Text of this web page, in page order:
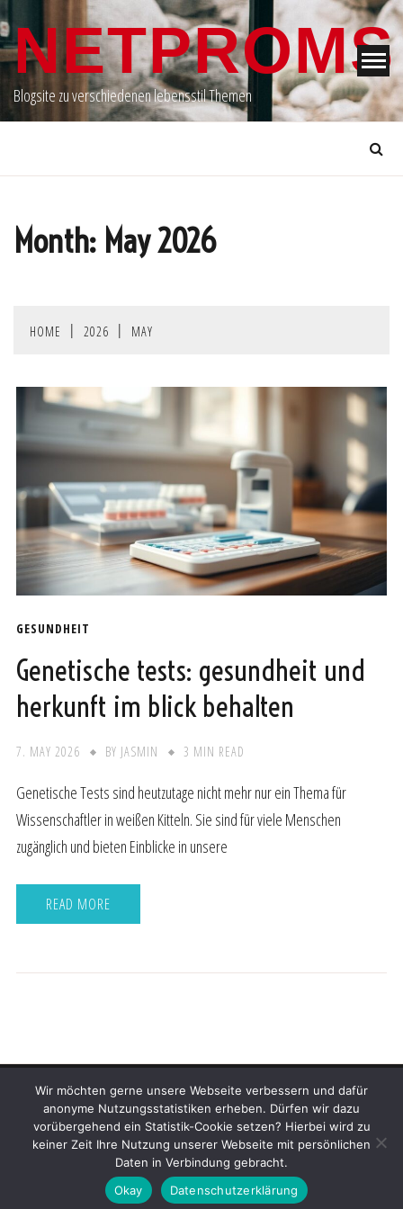
Skip
to
content
NETPROMS
Blogsite zu verschiedenen lebensstil Themen
Month: May 2026
HOME 2026 MAY
GESUNDHEIT
Genetische tests: gesundheit und
herkunft im blick behalten
7. MAY 2026 BY JASMIN 3 MIN READ
Genetische Tests sind heutzutage nicht mehr nur ein Thema für
Wissenschaftler in weißen Kitteln. Sie sind für viele Menschen
zugänglich und bieten Einblicke in unsere
READ MORE
All Rights Reserved 2022.
Proudly powered by WordPress
| Theme: Fort by Candid
Themes.
Wir möchten gerne unsere Webseite verbessern und dafür
anonyme Nutzungsstatistiken erheben. Dürfen wir dazu
vorübergehend ein Statistik-Cookie setzen? Hierbei wird zu
keiner Zeit Ihre Nutzung unserer Webseite mit persönlichen
Daten in Verbindung gebracht.
Okay
Datenschutzerklärung